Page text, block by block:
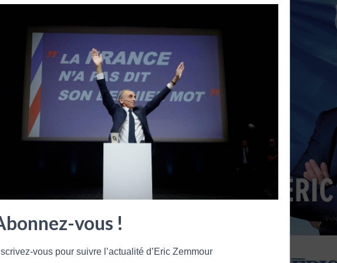
vous !
vous pour suivre l’actualité d’Eric Zemmour